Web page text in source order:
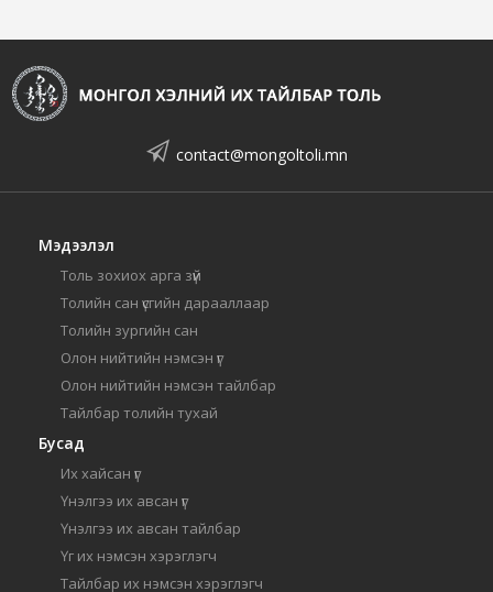
contact@mongoltoli.mn
Мэдээлэл
Толь зохиох арга зүй
Толийн сан үсгийн дарааллаар
Толийн зургийн сан
Олон нийтийн нэмсэн үг
Олон нийтийн нэмсэн тайлбар
Тайлбар толийн тухай
Бусад
Их хайсан үг
Үнэлгээ их авсан үг
Үнэлгээ их авсан тайлбар
Үг их нэмсэн хэрэглэгч
Тайлбар их нэмсэн хэрэглэгч